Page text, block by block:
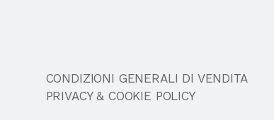
CONDIZIONI GENERALI DI VENDITA
PRIVACY & COOKIE POLICY